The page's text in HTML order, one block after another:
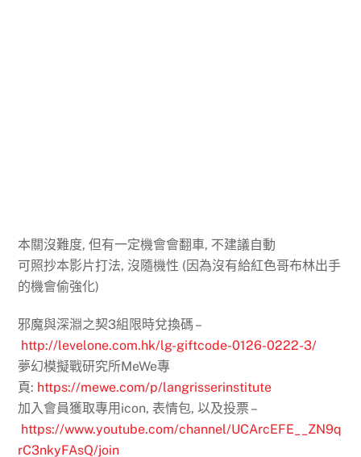
本關沒難度, 但有一定機會會翻車, 不建議自動
可照抄本影片打法, 沒隨機性 (因為沒有給紅色哥布林出手
的機會偷強化)
邪魔與深淵之契3組限時兌換碼 –
http://levelone.com.hk/lg-giftcode-0126-0222-3/
夢幻模擬戰研究所MeWe專
頁: https://mewe.com/p/langrisserinstitute
加入會員獲取專用icon, 表情包, 以及投票 –
https://www.youtube.com/channel/UCArcEFE__ZN9q
rC3nkyFAsQ/join